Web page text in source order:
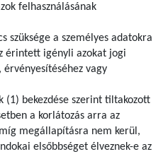
felhasználásának
szüksége a személyes adatokra
érintett igényli azokat jogi
vagy
(1) bekezdése szerint tiltakozott
a korlátozás arra az
megállapításra nem kerül,
elsőbbséget élveznek-e az